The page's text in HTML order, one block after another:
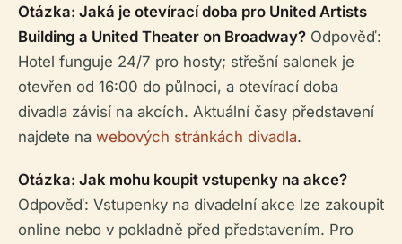
Otázka: Jaká je otevírací doba pro United Artists
Building a United Theater on Broadway? Odpověď:
Hotel funguje 24/7 pro hosty; střešní salonek je
otevřen od 16:00 do půlnoci, a otevírací doba
divadla závisí na akcích. Aktuální časy představení
najdete na webových stránkách divadla.
Otázka: Jak mohu koupit vstupenky na akce?
Odpověď: Vstupenky na divadelní akce lze zakoupit
online nebo v pokladně před představením. Pro